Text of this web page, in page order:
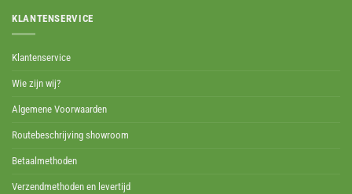
KLANTENSERVICE
Klantenservice
Wie zijn wij?
Algemene Voorwaarden
Routebeschrijving showroom
Betaalmethoden
Verzendmethoden en levertijd